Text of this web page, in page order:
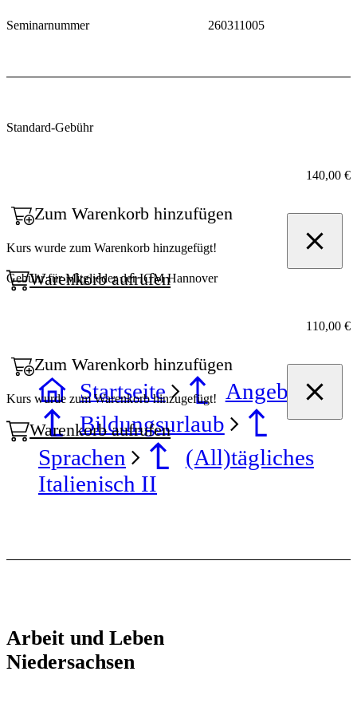
Seminarnummer 260311005
Standard-Gebühr
140,00 €
Zum Warenkorb hinzufügen
Kurs wurde zum Warenkorb hinzugefügt!
Warenkorb aufrufen
Gebühr für Mitglieder der IGM Hannover
110,00 €
Zum Warenkorb hinzufügen
Kurs wurde zum Warenkorb hinzugefügt!
Warenkorb aufrufen
Startseite
Angebote
Bildungsurlaub
Sprachen
(All)tägliches
Italienisch II
Arbeit und Leben
Niedersachsen